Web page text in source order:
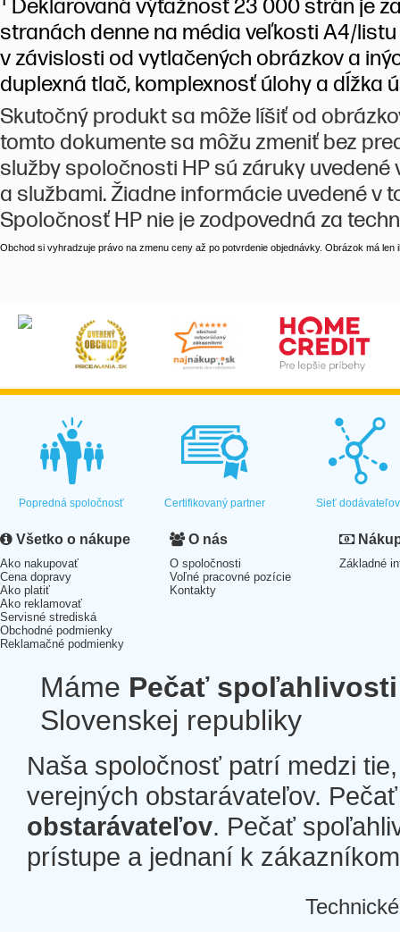
Deklarovaná výťažnosť 23 000 strán je
stranách denne na média veľkosti A4/
v závislosti od vytlačených obrázkov a
duplexná tlač, komplexnosť úlohy a dĺžka
Skutočný produkt sa môže líšiť od
tomto dokumente sa môžu zmeniť bez
služby spoločnosti HP sú záruky
a službami. Žiadne informácie uvedené v
Spoločnosť HP nie je zodpovedná za
Obchod si vyhradzuje právo na zmenu ceny až po potvrdenie objednávky. Obrázok má len
Popredná spoločnosť Certifikovaný partner Sieť dodávateľov
Všetko o nákupe
Ako nakupovať
Cena dopravy
Ako platiť
Ako reklamovať
Servisné strediská
Obchodné podmienky
Reklamačné podmienky
O nás
O spoločnosti
Voľné pracovné pozície
Kontakty
Základné
Máme Pečať spoľahlivosti
Slovenskej republiky
Naša spoločnosť patrí medzi
verejných obstarávateľov.
obstarávateľov. Pečať
prístupe a jednaní k